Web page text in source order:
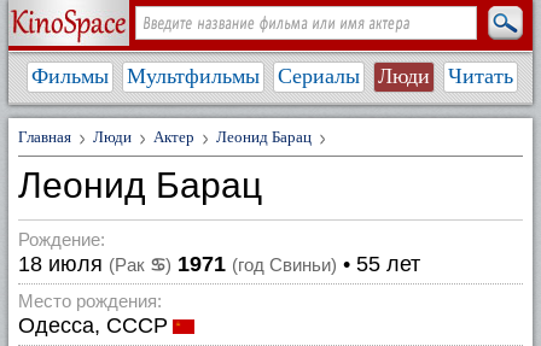
Фильмы Мультфильмы Сериалы Люди Читать
Главная Люди Актер Леонид Барац
Леонид Барац
Рождение:
18 июля (Рак ♋) 1971 (год Свиньи) • 55 лет
Место рождения:
Одесса, СССР